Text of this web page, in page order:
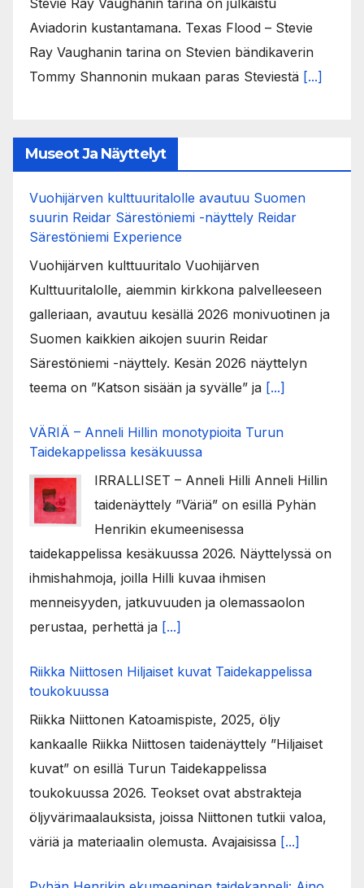
Stevie Ray Vaughanin tarina on julkaistu
Aviadorin kustantamana. Texas Flood – Stevie
Ray Vaughanin tarina on Stevien bändikaverin
Tommy Shannonin mukaan paras Steviestä [...]
Museot Ja Näyttelyt
Vuohijärven kulttuuritalolle avautuu Suomen
suurin Reidar Särestöniemi -näyttely Reidar
Särestöniemi Experience
Vuohijärven kulttuuritalo Vuohijärven
Kulttuuritalolle, aiemmin kirkkona palvelleeseen
galleriaan, avautuu kesällä 2026 monivuotinen ja
Suomen kaikkien aikojen suurin Reidar
Särestöniemi -näyttely. Kesän 2026 näyttelyn
teema on ”Katson sisään ja syvälle” ja [...]
VÄRIÄ – Anneli Hillin monotypioita Turun
Taidekappelissa kesäkuussa
IRRALLISET – Anneli Hilli Anneli Hillin
taidenäyttely ”Väriä” on esillä Pyhän
Henrikin ekumeenisessa
taidekappelissa kesäkuussa 2026. Näyttelyssä on
ihmishahmoja, joilla Hilli kuvaa ihmisen
menneisyyden, jatkuvuuden ja olemassaolon
perustaa, perhettä ja [...]
Riikka Niittosen Hiljaiset kuvat Taidekappelissa
toukokuussa
Riikka Niittonen Katoamispiste, 2025, öljy
kankaalle Riikka Niittosen taidenäyttely ”Hiljaiset
kuvat” on esillä Turun Taidekappelissa
toukokuussa 2026. Teokset ovat abstrakteja
öljyvärimaalauksista, joissa Niittonen tutkii valoa,
väriä ja materiaalin olemusta. Avajaisissa [...]